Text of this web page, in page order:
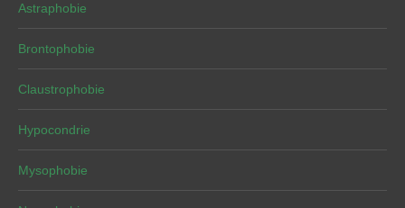
Astraphobie
Brontophobie
Claustrophobie
Hypocondrie
Mysophobie